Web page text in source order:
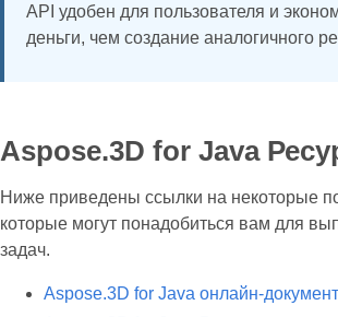
API удобен для пользователя и
деньги, чем создание аналогичного
Aspose.3D for Java
Ниже приведены ссылки на некоторые
которые могут понадобиться вам для
задач.
Aspose.3D for Java онлайн-